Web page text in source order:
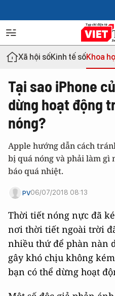
Xã hội sốKinh tế sốKhoa
Tại sao iPhone
dừng hoạt động
nóng?
Apple hướng dẫn cách
bị quá nóng và phải làm gì
báo quá nhiệt.
PV06/07/2018 08:13
Thời tiết nóng nực đã
nơi thời tiết ngoài trời
nhiều thứ để phàn nàn
gây khó chịu không
bạn có thể dừng hoạt